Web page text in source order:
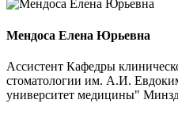
Мендоса Елена Юрьевна
Ассистент Кафедры
стоматологии им. А.И.
университет медицины"